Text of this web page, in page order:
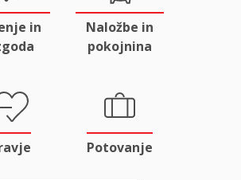
in
Naložbe in
pokojnina
Potovanje